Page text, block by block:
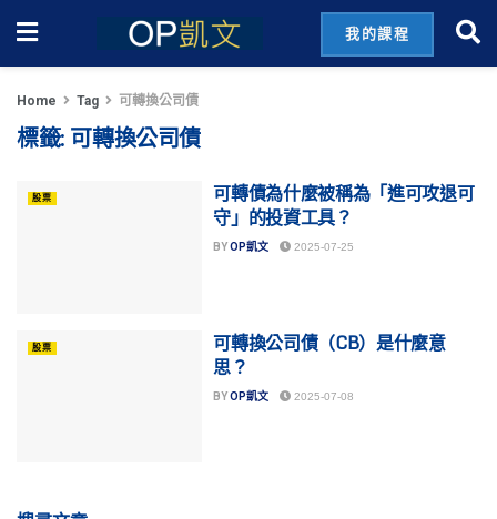
我的課程
Home Tag 可轉換公司債
標籤: 可轉換公司債
股票
可轉債為什麼被稱為「進可攻退可
守」的投資工具？
BYOP凱文 2025-07-25
股票
可轉換公司債（CB）是什麼意
思？
BYOP凱文 2025-07-08